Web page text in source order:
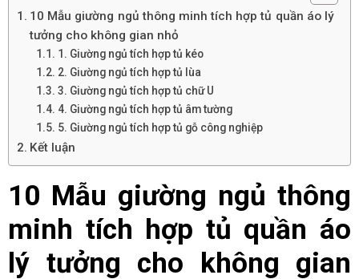
10 Mẫu giường ngủ thông minh tích hợp tủ quần áo lý
tưởng cho không gian nhỏ
1. Giường ngủ tích hợp tủ kéo
2. Giường ngủ tích hợp tủ lùa
3. Giường ngủ tích hợp tủ chữ U
4. Giường ngủ tích hợp tủ âm tường
5. Giường ngủ tích hợp tủ gỗ công nghiệp
Kết luận
10 Mẫu giường ngủ thông
minh tích hợp tủ quần áo
lý tưởng cho không gian